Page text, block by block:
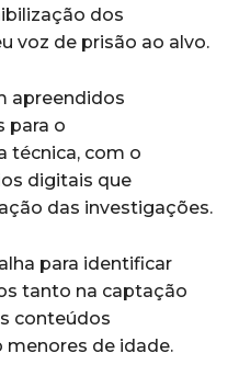
dos
voz de prisão ao alvo.
apreendidos
para o
técnica, com o
digitais que
das investigações.
para identificar
tanto na captação
conteúdos
de idade.